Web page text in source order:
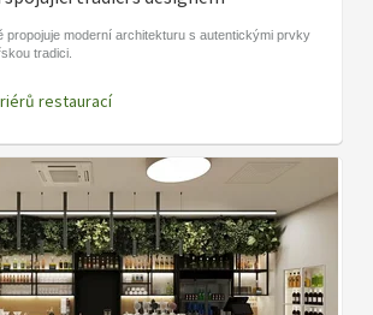
propojuje moderní architekturu s autentickými prvky
tradici.
restaurací